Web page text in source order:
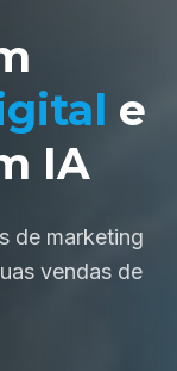
e
IA
de marketing
vendas de